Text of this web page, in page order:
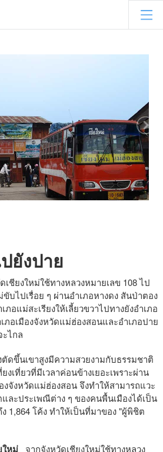
ยังปาย
เชียงใหม่ใช้ทางหลวงหมายเลข 108 ไป
บไปเรื่อย ๆ ผ่านอำเภอหางดง สันป่าตอง
อแม่สะเรียงให้เลี้ยวขวาไปทางยังอำเภอ
อเมืองจังหวัดแม่ฮ่องสอนและอำเภอปาย
ไกล
ดขึ้นเขาสูงมีความสวยงามกับธรรมชาติ
งเที่ยวที่มีเวลาค่อนข้างเยอะเพราะผ่าน
จังหวัดแม่ฮ่องสอน จึงทำให้สามารถแวะ
ละประเพณีต่าง ๆ ของคนพื้นเมืองได้เป็น
1,864 โค้ง ทำให้เป็นที่มาของ "ผู้พิชิต
ใหม่ จากจังหวัดเชียงใหม่ใช้ทางหลวง